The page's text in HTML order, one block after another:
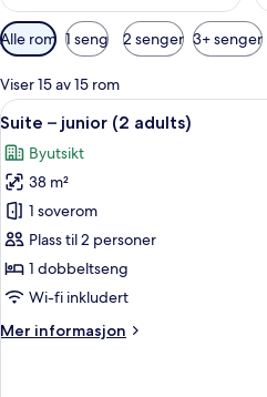
Tilgjengelige
filtre
for
rom
Alle rom 1 seng 2 senger 3+ senger
Viser 15 av 15 rom
Åpne
alle
bildene
av
Suite
–
junior
(2
5
Suite – junior (2 adults)
Byutsikt
38 m²
1 soverom
Plass til 2 personer
1 dobbeltseng
Wi-fi inkludert
Mer informasjon
Mer